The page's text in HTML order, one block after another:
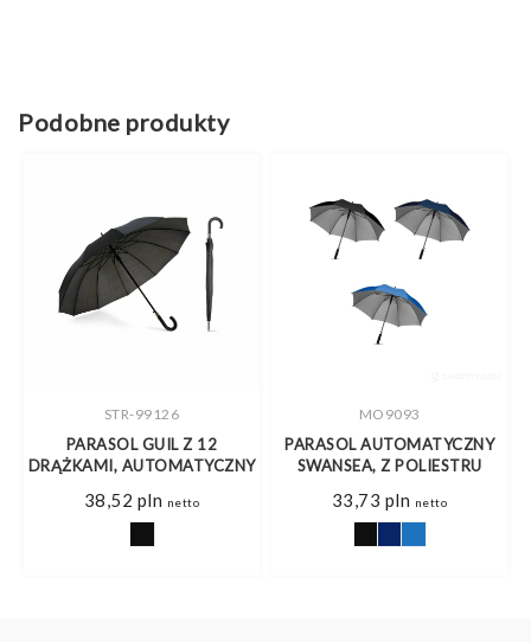
Podobne produkty
STR-99126
PARASOL GUIL Z 12
DRĄŻKAMI, AUTOMATYCZNY
38,52 pln netto
MO9093
PARASOL AUTOMATYCZNY
SWANSEA, Z POLIESTRU
33,73 pln netto